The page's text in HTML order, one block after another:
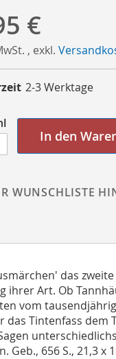
€
, exkl.
2-3 Werktage
In den
WUNSCHLISTE
das
Art. Ob
vom
Tintenfass dem
656 S., 21,3 x